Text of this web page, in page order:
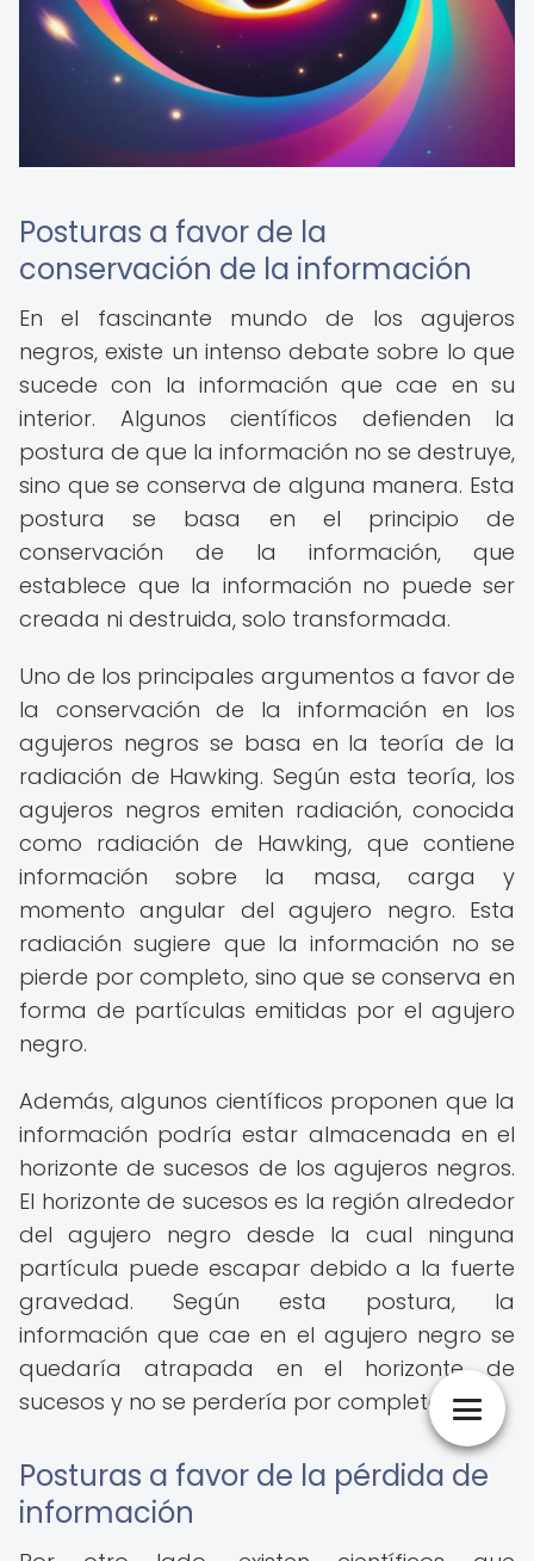
Posturas a favor de la
conservación de la información
En el fascinante mundo de los agujeros
negros, existe un intenso debate sobre lo que
sucede con la información que cae en su
interior. Algunos científicos defienden la
postura de que la información no se destruye,
sino que se conserva de alguna manera. Esta
postura se basa en el principio de
conservación de la información, que
establece que la información no puede ser
creada ni destruida, solo transformada.
Uno de los principales argumentos a favor de
la conservación de la información en los
agujeros negros se basa en la teoría de la
radiación de Hawking. Según esta teoría, los
agujeros negros emiten radiación, conocida
como radiación de Hawking, que contiene
información sobre la masa, carga y
momento angular del agujero negro. Esta
radiación sugiere que la información no se
pierde por completo, sino que se conserva en
forma de partículas emitidas por el agujero
negro.
Además, algunos científicos proponen que la
información podría estar almacenada en el
horizonte de sucesos de los agujeros negros.
El horizonte de sucesos es la región alrededor
del agujero negro desde la cual ninguna
partícula puede escapar debido a la fuerte
gravedad. Según esta postura, la
información que cae en el agujero negro se
quedaría atrapada en el horizonte de
sucesos y no se perdería por completo.
Posturas a favor de la pérdida de
información